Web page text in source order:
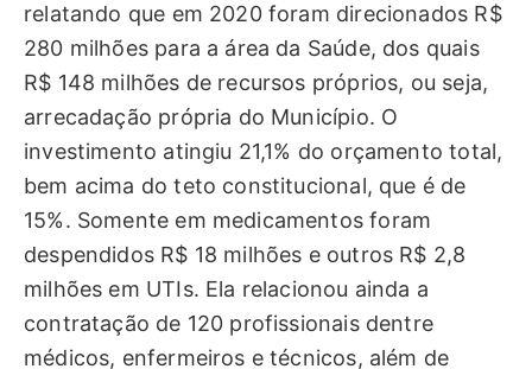
relatando que em 2020 foram direcionados R$
280 milhões para a área da Saúde, dos quais
R$ 148 milhões de recursos próprios, ou seja,
arrecadação própria do Município. O
investimento atingiu 21,1% do orçamento total,
bem acima do teto constitucional, que é de
15%. Somente em medicamentos foram
despendidos R$ 18 milhões e outros R$ 2,8
milhões em UTIs. Ela relacionou ainda a
contratação de 120 profissionais dentre
médicos, enfermeiros e técnicos, além de